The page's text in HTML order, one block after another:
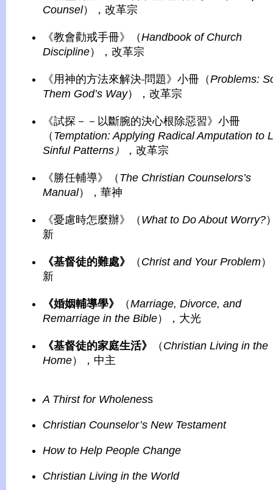
Counsel），改革宗
《教會勸戒手冊》（Handbook of Church
Discipline），改革宗
《用神的方法來解決 問題》小冊（Problems:
Them God’s Way），改革宗
《試探－－以斷腕的決心根除惡習》小冊
（ Temptation: Applying Radical Amputation to
Sinful Patterns ） ，改革宗
《勝任輔導》（ The Christian Counselors’s
Manual），華神
《憂慮時怎麼辦》（ What to Do About Worry?
新
《基督徒的難處》 （ Christ and Your Problem
新
《婚姻輔導學》 （Marriage, Divorce, and
Remarriage in the Bible），大光
《基督徒的家庭生活》 （ Christian Living in the
Home），中主
A Thirst for Wholeness
Christian Counselor’s New Testament
How to Help People Change
Christian Living in the World